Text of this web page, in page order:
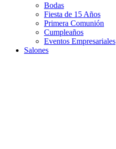
Bodas
Fiesta de 15 Años
Primera Comunión
Cumpleaños
Eventos Empresariales
Salones